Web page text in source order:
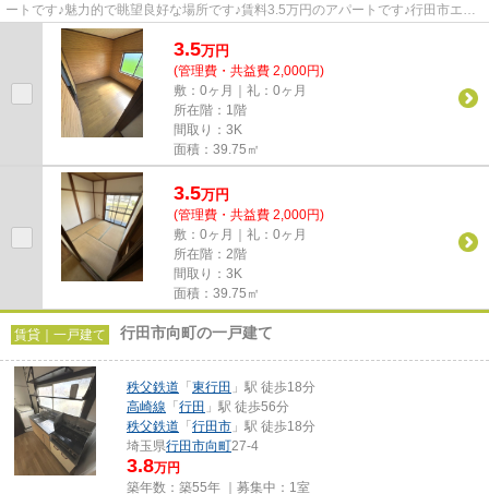
ートです♪魅力的で眺望良好な場所です♪賃料3.5万円のアパートです♪行田市エリ
アにある賃貸情報のことなら...
3.5万円
(管理費・共益費 2,000円)
敷：0ヶ月｜礼：0ヶ月
所在階：1階
間取り：3K
面積：39.75㎡
3.5万円
(管理費・共益費 2,000円)
敷：0ヶ月｜礼：0ヶ月
所在階：2階
間取り：3K
面積：39.75㎡
賃貸｜一戸建て 行田市向町の一戸建て
秩父鉄道 「 東行田 」駅 徒歩18分
高崎線 「 行田 」駅 徒歩56分
秩父鉄道 「 行田市 」駅 徒歩18分
埼玉県行田市向町27-4
3.8万円
築年数：築55年 ｜募集中： 1室